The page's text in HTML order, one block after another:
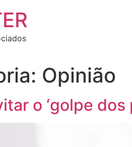
Opinião
o ‘golpe dos